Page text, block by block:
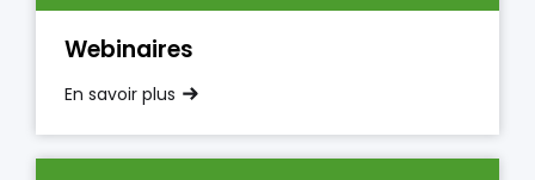
Webinaires
En savoir plus